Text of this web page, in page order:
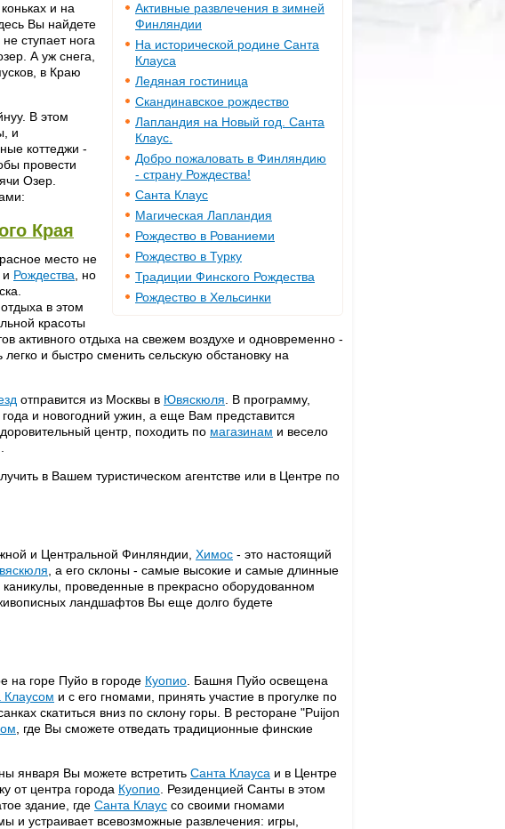
Активные развлечения в зимней
Финляндии
На исторической родине Санта
Клауса
Ледяная гостиница
Скандинавское рождество
Лапландия на Новый год. Санта
Клаус.
Добро пожаловать в Финляндию
- страну Рождества!
Санта Клаус
Магическая Лапландия
Рождество в Рованиеми
Рождество в Турку
Традиции Финского Рождества
Рождество в Хельсинки
и на
Вы найдете
ступает нога
А уж снега,
в Краю
В этом
и
коттеджи -
провести
Озер.
Края
место не
и Рождества , но
в этом
красоты
активного отдыха на свежем воздухе и одновременно -
легко и быстро сменить сельскую обстановку на
отправится из Москвы в Ювяскюля . В программу,
и новогодний ужин, а еще Вам представится
центр, походить по магазинам и весело
в Вашем туристическом агентстве или в Центре по
и Центральной Финляндии, Химос - это настоящий
, а его склоны - самые высокие и самые длинные
проведенные в прекрасно оборудованном
ландшафтов Вы еще долго будете
на горе Пуйо в городе Куопио . Башня Пуйо освещена
Клаусом и с его гномами, принять участие в прогулке по
скатиться вниз по склону горы. В ресторане "Puijon
, где Вы сможете отведать традиционные финские
января Вы можете встретить Санта Клауса и в Центре
от центра города Куопио . Резиденцией Санты в этом
здание, где Санта Клаус со своими гномами
и устраивает всевозможные развлечения: игры,